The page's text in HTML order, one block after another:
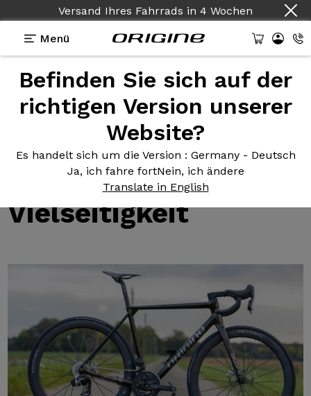
Versand Ihres Fahrrads in 4 Wochen
Menü
Befinden Sie sich auf der
richtigen Version unserer
Website?
Es handelt sich um die Version : Germany - Deutsch
Ja, ich fahre fortNein, ich ändere
Translate in English
Fahrradtests Herkunft>Test des Axxome RR von
Test des Axxome RR
von 3bikes:
Leichtgewicht und
Vielseitigkeit